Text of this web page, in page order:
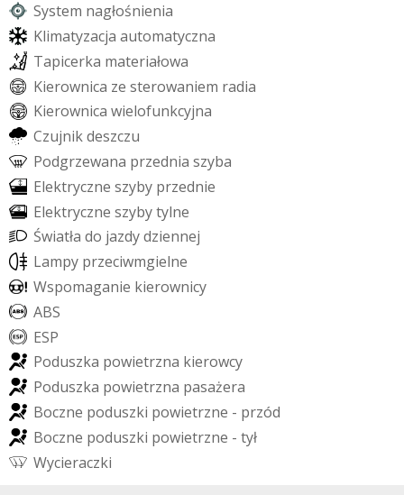
System nagłośnienia
Klimatyzacja automatyczna
Tapicerka materiałowa
Kierownica ze sterowaniem radia
Kierownica wielofunkcyjna
Czujnikdeszczu
Podgrzewana przednia szyba
Elektryczne szyby przednie
Elektryczne szybytylne
Światła do jazdydziennej
Lampy przeciwmgielne
Wspomaganie kierownicy
ABS
ESP
Poduszka powietrzna kierowcy
Poduszka powietrzna pasażera
Boczne poduszki powietrzne - przód
Boczne poduszki powietrzne - tył
Wycieraczki